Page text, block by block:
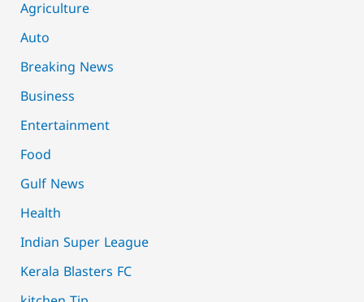
Agriculture
Auto
Breaking News
Business
Entertainment
Food
Gulf News
Health
Indian Super League
Kerala Blasters FC